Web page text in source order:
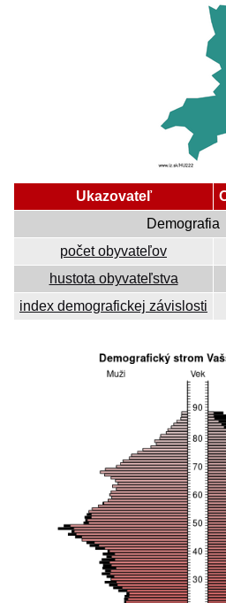
Ukazovateľ
Demografia
počet obyvateľov
hustota obyvateľstva
index demografickej závislosti